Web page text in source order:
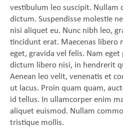
vestibulum leo suscipit. Nullam
dictum. Suspendisse molestie
nisi aliquet eu. Nunc nibh leo,
tincidunt erat. Maecenas libero
eget, gravida vel felis. Nam
dictum libero nisi, in hendrerit
Aenean leo velit, venenatis et
ut lacus. Proin quam quam,
id tellus. In ullamcorper enim
aliquet euismod. Nullam
tristique mollis.